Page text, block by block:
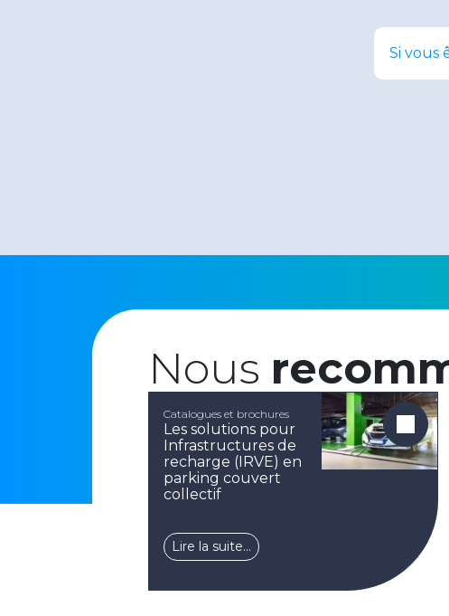
Si vous
Nous
Catalogues et brochures
Les solutions pour
Infrastructures de
recharge (IRVE) en
parking couvert
collectif
Lire la suite…